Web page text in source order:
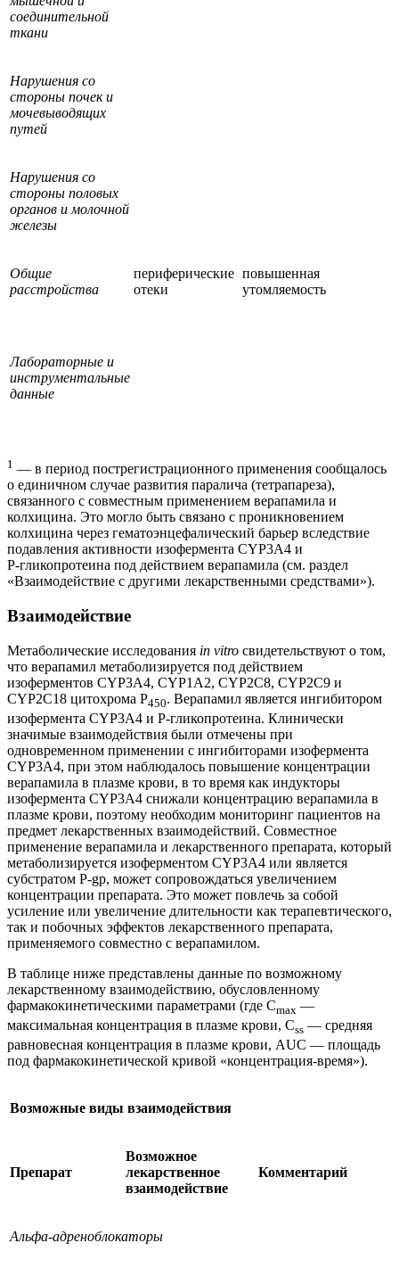
соединительной
ткани
Нарушения со
стороны почек и
мочевыводящих
путей
Нарушения со
стороны половых
органов и молочной
железы
Общие
расстройства
периферические
отеки
повышенная
утомляемость
Лабораторные и
инструментальные
данные
1 — в период пострегистрационного применения сообщалось
о единичном случае развития паралича (тетрапареза),
связанного с совместным применением верапамила и
колхицина. Это могло быть связано с проникновением
колхицина через гематоэнцефалический барьер вследствие
подавления активности изофермента CYP3A4 и
Р‑гликопротеина под действием верапамила (см. раздел
«Взаимодействие с другими лекарственными средствами»).
Взаимодействие
Метаболические исследования in vitro свидетельствуют о том,
что верапамил метаболизируется под действием
изоферментов CYP3A4, CYP1A2, CYP2C8, CYP2C9 и
CYP2C18 цитохрома P450. Верапамил является ингибитором
изофермента CYP3A4 и Р‑гликопротеина. Клинически
значимые взаимодействия были отмечены при
одновременном применении с ингибиторами изофермента
CYP3A4, при этом наблюдалось повышение концентрации
верапамила в плазме крови, в то время как индукторы
изофермента CYP3A4 снижали концентрацию верапамила в
плазме крови, поэтому необходим мониторинг пациентов на
предмет лекарственных взаимодействий. Совместное
применение верапамила и лекарственного препарата, который
метаболизируется изоферментом CYP3A4 или является
субстратом P‑gp, может сопровождаться увеличением
концентрации препарата. Это может повлечь за собой
усиление или увеличение длительности как терапевтического,
так и побочных эффектов лекарственного препарата,
применяемого совместно с верапамилом.
В таблице ниже представлены данные по возможному
лекарственному взаимодействию, обусловленному
фармакокинетическими параметрами (где Cmax —
максимальная концентрация в плазме крови, Css — средняя
равновесная концентрация в плазме крови, AUC — площадь
под фармакокинетической кривой «концентрация‑время»).
Возможные виды взаимодействия
Препарат
Возможное
лекарственное
взаимодействие
Комментарий
Альфа‑адреноблокаторы